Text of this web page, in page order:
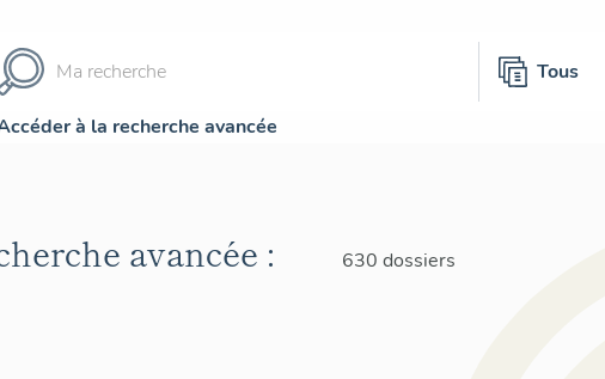
Tous
à la recherche avancée
avancée : 630 dossiers